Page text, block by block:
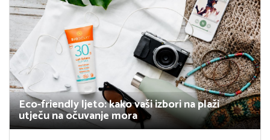
Eco-friendly ljeto: kako vaši izbori na plaži
utječu na očuvanje mora